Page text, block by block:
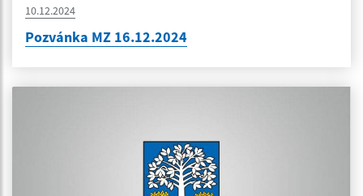
10.12.2024
Pozvánka MZ 16.12.2024